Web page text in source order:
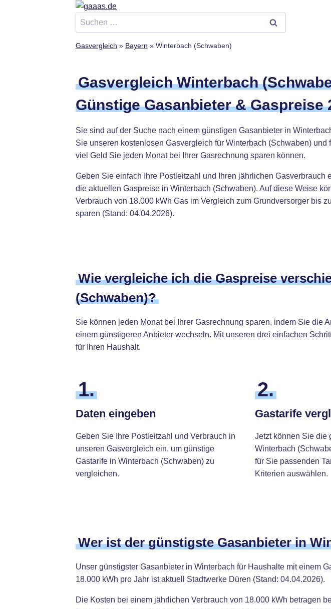
Suchen
nach:
Gasvergleich » Bayern » Winterbach (Schwaben)
Gasvergleich Winterbach
Günstige Gasanbieter & Gaspreise
Sie sind auf der Suche nach einem günstigen Gasanbieter in
Sie unseren kostenlosen Gasvergleich für Winterbach (Schwaben) und
viel Geld Sie jeden Monat bei Ihrer Gasrechnung sparen können.
Geben Sie einfach Ihre Postleitzahl und Ihren jährlichen Gasverbrauch
die aktuellen Gaspreise in Winterbach (Schwaben). Auf diese Weise
Verbrauch von 18.000 kWh Gas im Vergleich zum Grundversorger bis
sparen (Stand: 04.04.2026).
Wie vergleiche ich die Gaspreise
(Schwaben)?
Sie können jeden Monat bei Ihrer Gasrechnung sparen, indem Sie die
einem günstigeren Anbieter wechseln. Mit unseren drei einfachen
für Ihren Haushalt.
1.
Daten eingeben
Geben Sie Ihre Postleitzahl und Verbrauch in
unseren Gasvergleich ein, um günstige
Gastarife in Winterbach (Schwaben) zu
vergleichen.
2.
Gastarife
Jetzt können Sie die
Winterbach
für Sie passenden
Kriterien auswählen.
Wer ist der günstigste Gasanbieter in
Unser günstigster Gasanbieter in Winterbach für Haushalte mit einem
18.000 kWh pro Jahr ist aktuell Stadtwerke Düren (Stand: 04.04.2026).
Die Kosten bei einem jährlichen Verbrauch von 18.000 kWh betragen